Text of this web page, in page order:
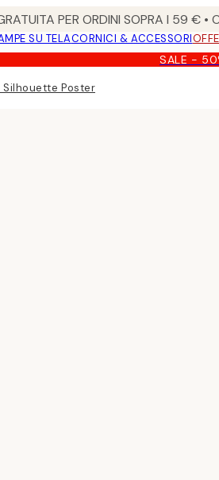
PER ORDINI SOPRA I 59 € •
SU TELACORNICI & ACCESSORI
SALE -
Poster